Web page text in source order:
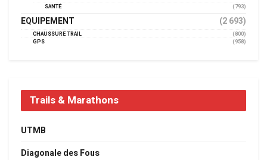
SANTÉ
(793)
EQUIPEMENT (2 693)
CHAUSSURE TRAIL
(800)
GPS
(958)
Trails & Marathons
UTMB
Diagonale des Fous